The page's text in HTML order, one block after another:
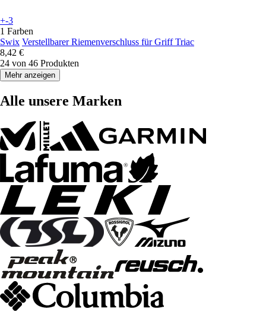
+-3
1 Farben
Swix Verstellbarer Riemenverschluss für Griff Triac
8,42 €
24 von 46 Produkten
Mehr anzeigen
Alle unsere Marken